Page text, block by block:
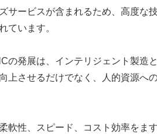
ービスが含まれるため、高度な
ています。
発展は、インテリジェント製造
させるだけでなく、人的資源へ
性、スピード、コスト効率をま